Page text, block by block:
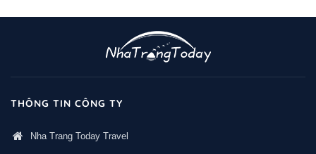
THÔNG TIN CÔNG TY
Nha Trang Today Travel